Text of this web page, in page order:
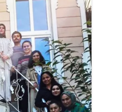
PAZARLAMA MUCIZE DEĞILDIR
PAZARLAMA CANAVARI